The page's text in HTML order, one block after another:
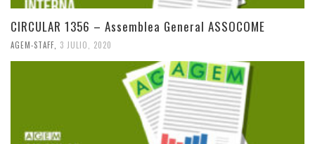
CIRCULAR 1356 – Assemblea General ASSOCOME
AGEM-STAFF 3 JULIO, 2020